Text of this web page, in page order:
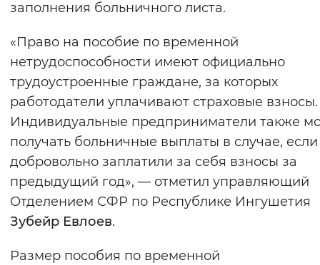
заполнения больничного листа.
«Право на пособие по временной
нетрудоспособности имеют официально
трудоустроенные граждане, за которых
работодатели уплачивают страховые взносы.
Индивидуальные предприниматели также
получать больничные выплаты в случае,
добровольно заплатили за себя взносы за
предыдущий год», — отметил управляющий
Отделением СФР по Республике Ингушетия
Зубейр Евлоев.
Размер пособия по временной